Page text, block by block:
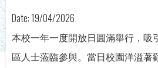
Date: 19/04/2026
本校一年一度開放日圓滿舉行，吸
區人士蒞臨參與。當日校園洋溢著